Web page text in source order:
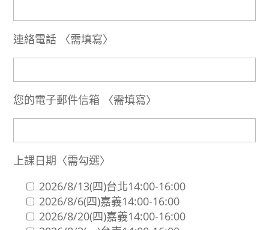
連絡電話 〈需填寫〉
您的電子郵件信箱 〈需填寫〉
上課日期〈需勾選〉
2026/8/13(四)台北14:00-16:00
2026/8/6(四)嘉義14:00-16:00
2026/8/20(四)嘉義14:00-16:00